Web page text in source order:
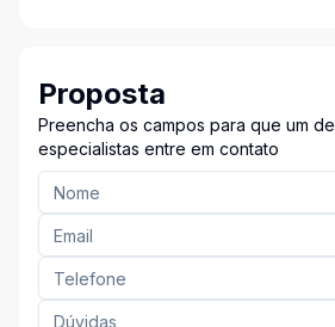
Proposta
Preencha os campos para que um
especialistas entre em contato